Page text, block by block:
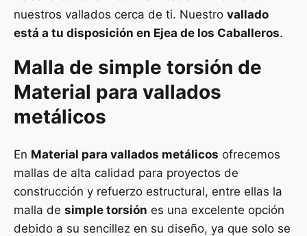
nuestros vallados cerca de ti. Nuestro vallado
está a tu disposición en Ejea de los Caballeros.
Malla de simple torsión de
Material para vallados
metálicos
En Material para vallados metálicos ofrecemos
mallas de alta calidad para proyectos de
construcción y refuerzo estructural, entre ellas la
malla de simple torsión es una excelente opción
debido a su sencillez en su diseño, ya que solo se